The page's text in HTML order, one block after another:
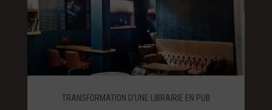
TRANSFORMATION D’UNE LIBRAIRIE EN PUB